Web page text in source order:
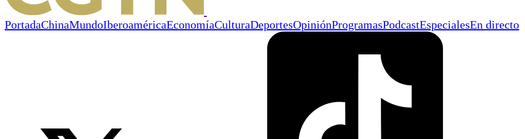
PortadaChinaMundoIberoaméricaEconomíaCulturaDeportesOpiniónProgramasPodcastEspecialesEn directo